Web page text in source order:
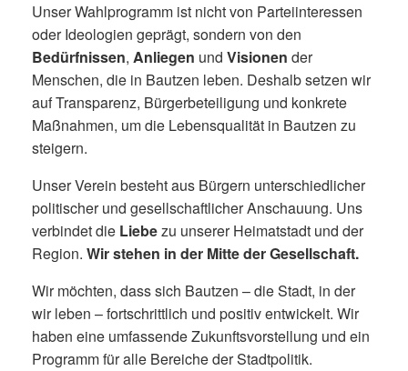
Unser Wahlprogramm ist nicht von Parteiinteressen
oder Ideologien geprägt, sondern von den
Bedürfnissen, Anliegen und Visionen der
Menschen, die in Bautzen leben. Deshalb setzen wir
auf Transparenz, Bürgerbeteiligung und konkrete
Maßnahmen, um die Lebensqualität in Bautzen zu
steigern.
Unser Verein besteht aus Bürgern unterschiedlicher
politischer und gesellschaftlicher Anschauung. Uns
verbindet die Liebezu unserer Heimatstadt und der
Region. Wir stehen in der Mitte der Gesellschaft.
Wir möchten, dass sich Bautzen – die Stadt, in der
wir leben – fortschrittlich und positiv entwickelt. Wir
haben eine umfassende Zukunftsvorstellung und ein
Programm für alle Bereiche der Stadtpolitik.